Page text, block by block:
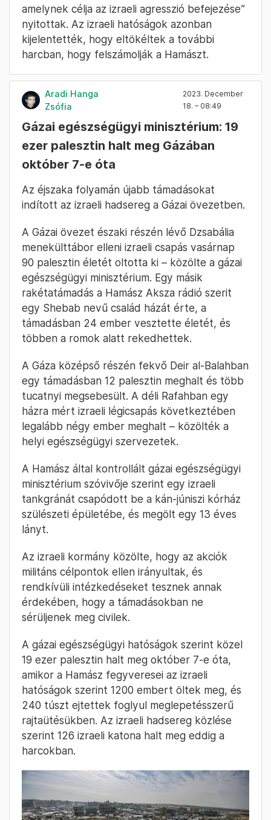
amelynek célja az izraeli agresszió befejezése”
nyitottak. Az izraeli hatóságok azonban
kijelentették, hogy eltökéltek a további
harcban, hogy felszámolják a Hamászt.
Aradi Hanga
Zsófia
2023. December
18. – 08:49
Gázai egészségügyi minisztérium: 19
ezer palesztin halt meg Gázában
október 7-e óta
Az éjszaka folyamán újabb támadásokat
indított az izraeli hadsereg a Gázai övezetben.
A Gázai övezet északi részén lévő Dzsabália
menekülttábor elleni izraeli csapás vasárnap
90 palesztin életét oltotta ki – közölte a gázai
egészségügyi minisztérium. Egy másik
rakétatámadás a Hamász Aksza rádió szerit
egy Shebab nevű család házát érte, a
támadásban 24 ember vesztette életét, és
többen a romok alatt rekedhettek.
A Gáza középső részén fekvő Deir al-Balahban
egy támadásban 12 palesztin meghalt és több
tucatnyi megsebesült. A déli Rafahban egy
házra mért izraeli légicsapás következtében
legalább négy ember meghalt – közölték a
helyi egészségügyi szervezetek.
A Hamász által kontrollált gázai egészségügyi
minisztérium szóvivője szerint egy izraeli
tankgránát csapódott be a kán-júniszi kórház
szülészeti épületébe, és megölt egy 13 éves
lányt.
Az izraeli kormány közölte, hogy az akciók
militáns célpontok ellen irányultak, és
rendkívüli intézkedéseket tesznek annak
érdekében, hogy a támadásokban ne
sérüljenek meg civilek.
A gázai egészségügyi hatóságok szerint közel
19 ezer palesztin halt meg október 7-e óta,
amikor a Hamász fegyveresei az izraeli
hatóságok szerint 1200 embert öltek meg, és
240 túszt ejtettek foglyul meglepetésszerű
rajtaütésükben. Az izraeli hadsereg közlése
szerint 126 izraeli katona halt meg eddig a
harcokban.